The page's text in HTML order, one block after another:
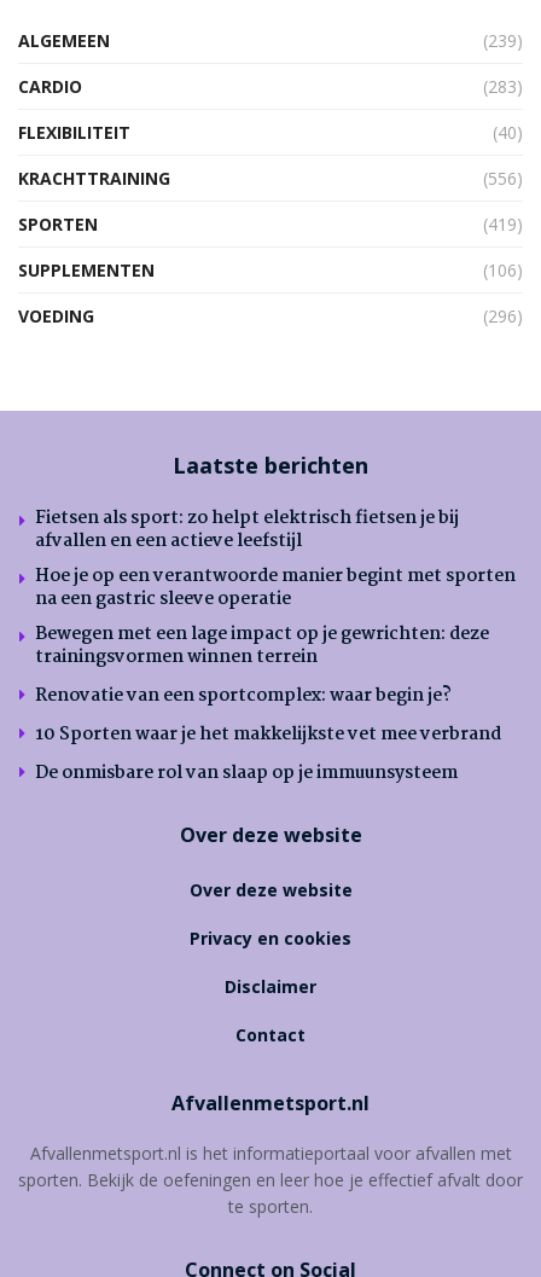
ALGEMEEN
(239)
CARDIO
(283)
FLEXIBILITEIT
(40)
KRACHTTRAINING
(556)
SPORTEN
(419)
SUPPLEMENTEN
(106)
VOEDING
(296)
Laatste berichten
Fietsen als sport: zo helpt elektrisch fietsen je bij
afvallen en een actieve leefstijl
Hoe je op een verantwoorde manier begint met sporten
na een gastric sleeve operatie
Bewegen met een lage impact op je gewrichten: deze
trainingsvormen winnen terrein
Renovatie van een sportcomplex: waar begin je?
10 Sporten waar je het makkelijkste vet mee verbrand
De onmisbare rol van slaap op je immuunsysteem
Over deze website
Over deze website
Privacy en cookies
Disclaimer
Contact
Afvallenmetsport.nl
Afvallenmetsport.nl is het informatieportaal voor afvallen met
sporten. Bekijk de oefeningen en leer hoe je effectief afvalt door
te sporten.
Connect on Social